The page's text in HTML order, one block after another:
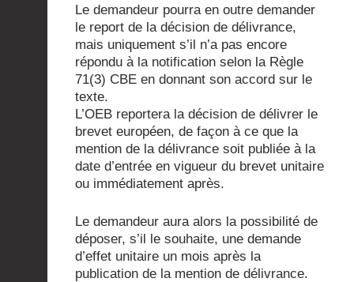
Le demandeur pourra en outre demander
le report de la décision de délivrance,
mais uniquement s’il n’a pas encore
répondu à la notification selon la Règle
71(3) CBE en donnant son accord sur le
texte.
L’OEB reportera la décision de délivrer le
brevet européen, de façon à ce que la
mention de la délivrance soit publiée à la
date d’entrée en vigueur du brevet unitaire
ou immédiatement après.
Le demandeur aura alors la possibilité de
déposer, s’il le souhaite, une demande
d’effet unitaire un mois après la
publication de la mention de délivrance.